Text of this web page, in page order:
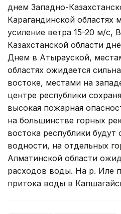
днем Западно-
Карагандинской областях
усиление ветра 15-20 м/с,
Казахстанской области
Днем в Атырауской,
областях ожидается
востоке, местами на
центре республики
высокая пожарная
на большинстве горных
востока республики будут
водности, на отдельных
Алматинской области
расходов воды. На р. Иле
притока воды в